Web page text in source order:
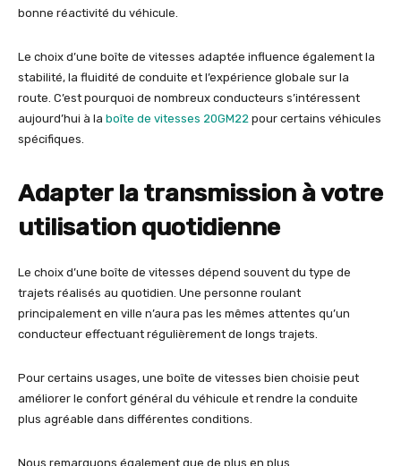
bonne réactivité du véhicule.
Le choix d’une boîte de vitesses adaptée influence également la
stabilité, la fluidité de conduite et l’expérience globale sur la
route. C’est pourquoi de nombreux conducteurs s’intéressent
aujourd’hui à la boîte de vitesses 20GM22 pour certains véhicules
spécifiques.
Adapter la transmission à votre
utilisation quotidienne
Le choix d’une boîte de vitesses dépend souvent du type de
trajets réalisés au quotidien. Une personne roulant
principalement en ville n’aura pas les mêmes attentes qu’un
conducteur effectuant régulièrement de longs trajets.
Pour certains usages, une boîte de vitesses bien choisie peut
améliorer le confort général du véhicule et rendre la conduite
plus agréable dans différentes conditions.
Nous remarquons également que de plus en plus